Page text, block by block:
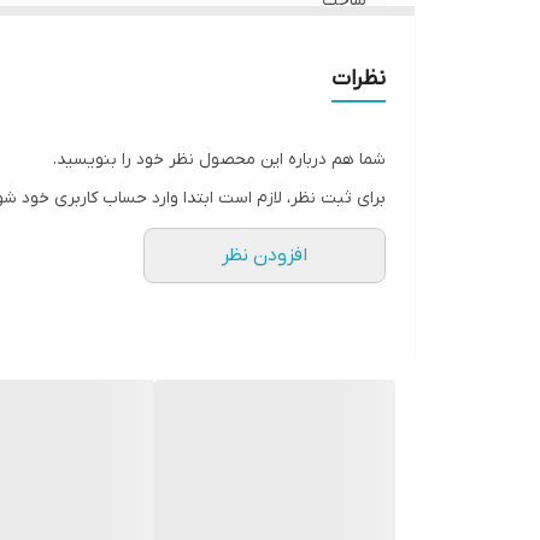
نظرات
شما هم درباره این محصول نظر خود را بنویسید.
برای ثبت نظر، لازم است ابتدا وارد حساب کاربری خود
افزودن نظر